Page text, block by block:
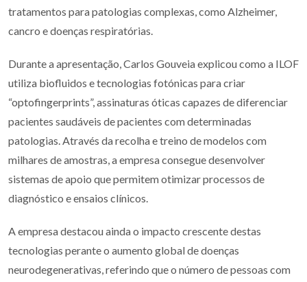
tratamentos para patologias complexas, como Alzheimer,
cancro e doenças respiratórias.
Durante a apresentação, Carlos Gouveia explicou como a ILOF
utiliza biofluidos e tecnologias fotónicas para criar
“optofingerprints”, assinaturas óticas capazes de diferenciar
pacientes saudáveis de pacientes com determinadas
patologias. Através da recolha e treino de modelos com
milhares de amostras, a empresa consegue desenvolver
sistemas de apoio que permitem otimizar processos de
diagnóstico e ensaios clínicos.
A empresa destacou ainda o impacto crescente destas
tecnologias perante o aumento global de doenças
neurodegenerativas, referindo que o número de pessoas com